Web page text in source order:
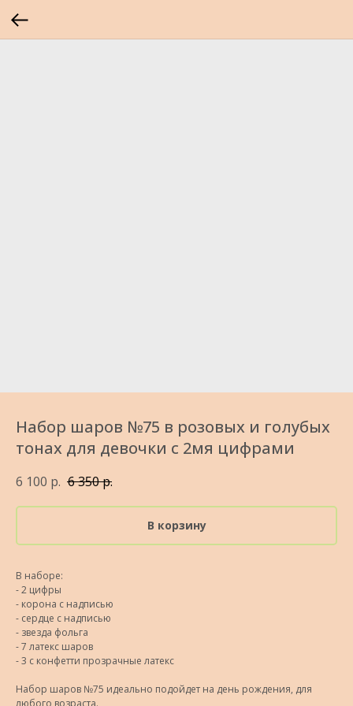
Набор шаров №75 в розовых и голубых
тонах для девочки с 2мя цифрами
6 100 р. 6 350р.
В корзину
В наборе:
- 2 цифры
- корона с надписью
- сердце с надписью
- звезда фольга
- 7 латекс шаров
- 3 с конфетти прозрачные латекс
Набор шаров №75 идеально подойдет на день рождения, для